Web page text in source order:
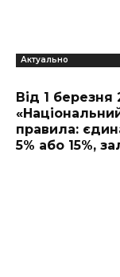
Актуально
Від 1 березня
правила:
5% або 15%,